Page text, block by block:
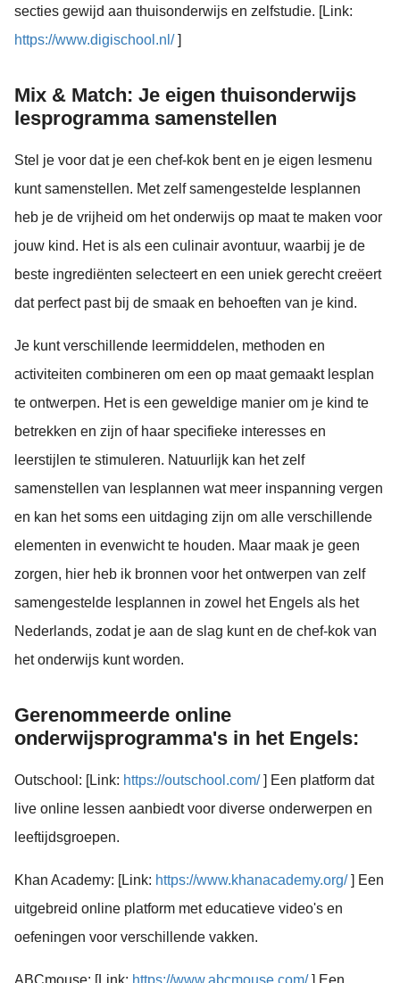
secties gewijd aan thuisonderwijs en zelfstudie. [Link:
https://www.digischool.nl/]
Mix & Match: Je eigen thuisonderwijs
lesprogramma samenstellen
Stel je voor dat je een chef-kok bent en je eigen lesmenu
kunt samenstellen. Met zelf samengestelde lesplannen
heb je de vrijheid om het onderwijs op maat te maken voor
jouw kind. Het is als een culinair avontuur, waarbij je de
beste ingrediënten selecteert en een uniek gerecht creëert
dat perfect past bij de smaak en behoeften van je kind.
Je kunt verschillende leermiddelen, methoden en
activiteiten combineren om een op maat gemaakt lesplan
te ontwerpen. Het is een geweldige manier om je kind te
betrekken en zijn of haar specifieke interesses en
leerstijlen te stimuleren. Natuurlijk kan het zelf
samenstellen van lesplannen wat meer inspanning vergen
en kan het soms een uitdaging zijn om alle verschillende
elementen in evenwicht te houden. Maar maak je geen
zorgen, hier heb ik bronnen voor het ontwerpen van zelf
samengestelde lesplannen in zowel het Engels als het
Nederlands, zodat je aan de slag kunt en de chef-kok van
het onderwijs kunt worden.
Gerenommeerde online
onderwijsprogramma's in het Engels:
Outschool: [Link: https://outschool.com/] Een platform dat
live online lessen aanbiedt voor diverse onderwerpen en
leeftijdsgroepen.
Khan Academy: [Link: https://www.khanacademy.org/] Een
uitgebreid online platform met educatieve video's en
oefeningen voor verschillende vakken.